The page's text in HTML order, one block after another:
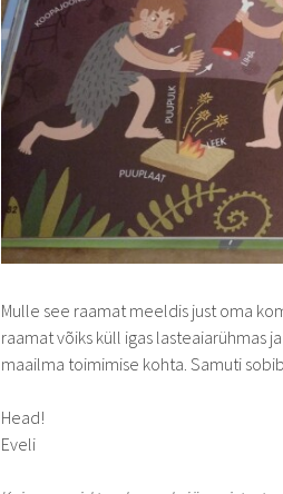
Mulle see raamat meeldis just oma
raamat võiks küll igas lasteaiarühmas
maailma toimimise kohta. Samuti
Head!
Eveli